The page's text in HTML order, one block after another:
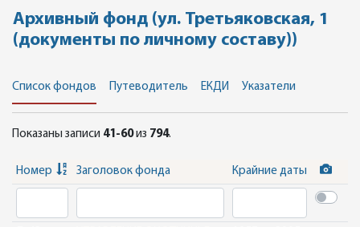
Архивный фонд (ул. Третьяковская, 1
(документы по личному составу))
Список фондов Путеводитель ЕКДИ Указатели
Показаны записи 41-60из 794.
Номер Заголовок фонда Крайние даты